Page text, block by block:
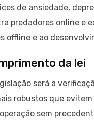
de ansiedade,
predadores online e
offline e ao
da lei
será a
robustos que
sem